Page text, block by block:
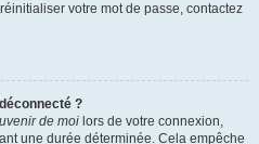
votre mot de passe, contactez
?
de moi lors de votre connexion,
une durée déterminée. Cela empêche